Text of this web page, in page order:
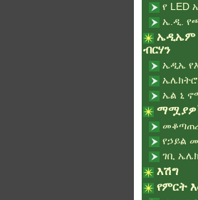
የ LED
ኤ.ዲ.
ኤዲኤም
ብርሃን
ኤዲኤ
ኤል ኒ
የኃይል
ገቢ
እሽግ
የምርት